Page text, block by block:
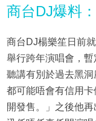
商台DJ爆料
商台DJ楊樂笙日前
舉行跨年演唱會，暫
聽講有別於過去黑
都可能唔會有信用
開發售。」之後他